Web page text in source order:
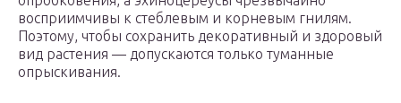
восприимчивы к стеблевым и корневым гнилям.
Поэтому, чтобы сохранить декоративный и здоровый
вид растения — допускаются только туманные
опрыскивания.